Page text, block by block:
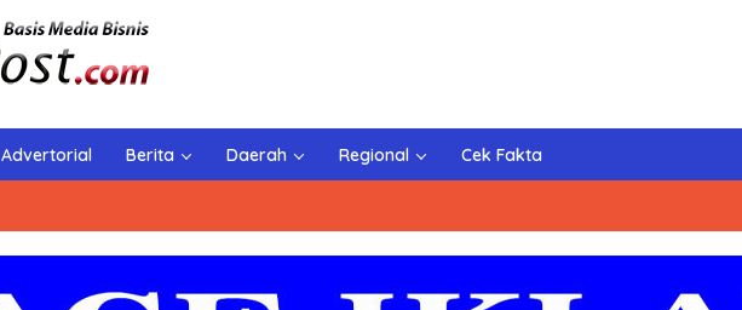
Advertorial Berita Daerah Regional Cek Fakta